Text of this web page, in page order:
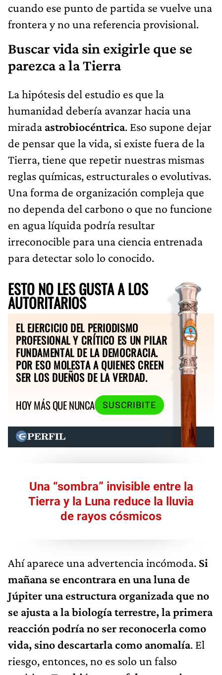
cuando ese punto de partida se vuelve una
frontera y no una referencia provisional.
Buscar vida sin exigirle que se
parezca a la Tierra
La hipótesis del estudio es que la
humanidad debería avanzar hacia una
mirada astrobiocéntrica. Eso supone dejar
de pensar que la vida, si existe fuera de la
Tierra, tiene que repetir nuestras mismas
reglas químicas, estructurales o evolutivas.
Una forma de organización compleja que
no dependa del carbono o que no funcione
en agua líquida podría resultar
irreconocible para una ciencia entrenada
para detectar solo lo conocido.
ESTO NO LES GUSTA A LOS
AUTORITARIOS
EL EJERCICIO DEL PERIODISMO
PROFESIONAL Y CRÍTICO ES UN PILAR
FUNDAMENTAL DE LA DEMOCRACIA.
POR ESO MOLESTA A QUIENES CREEN
SER LOS DUEÑOS DE LA VERDAD.
HOY MÁS QUE NUNCA
SUSCRIBITE
Una “sombra” invisible entre la
Tierra y la Luna reduce la lluvia
de rayos cósmicos
Ahí aparece una advertencia incómoda. Si
mañana se encontrara en una luna de
Júpiter una estructura organizada que no
se ajusta a la biología terrestre, la primera
reacción podría no ser reconocerla como
vida, sino descartarla como anomalía. El
riesgo, entonces, no es solo un falso